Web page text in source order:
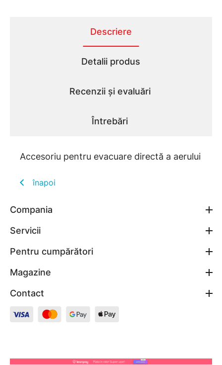
Descriere
Detalii produs
Recenzii și evaluări
Întrebări
Accesoriu pentru evacuare directă a aerului
înapoi
Compania
Servicii
Pentru cumpărători
Magazine
Contact